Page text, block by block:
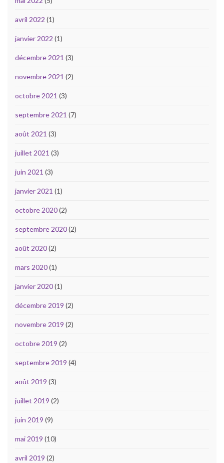
avril 2022 (1)
janvier 2022 (1)
décembre 2021 (3)
novembre 2021 (2)
octobre 2021 (3)
septembre 2021 (7)
août 2021 (3)
juillet 2021 (3)
juin 2021 (3)
janvier 2021 (1)
octobre 2020(2)
septembre 2020(2)
août 2020(2)
mars 2020(1)
janvier 2020(1)
décembre 2019 (2)
novembre 2019 (2)
octobre 2019 (2)
septembre 2019 (4)
août 2019 (3)
juillet 2019 (2)
juin 2019 (9)
mai 2019 (10)
avril 2019 (2)